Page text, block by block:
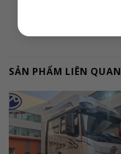
SẢN PHẨM LIÊN QUAN